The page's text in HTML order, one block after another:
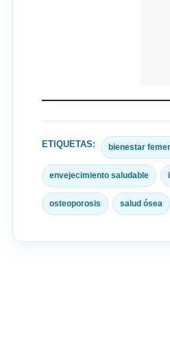
ETIQUETAS: bienestar
envejecimiento saludable
osteoporosis salud ósea